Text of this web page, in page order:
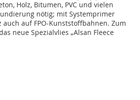
Holz, Bitumen, PVC und vielen
nötig; mit Systemprimer
auf FPO-Kunststoffbahnen. Zum
neue Spezialvlies „Alsan Fleece